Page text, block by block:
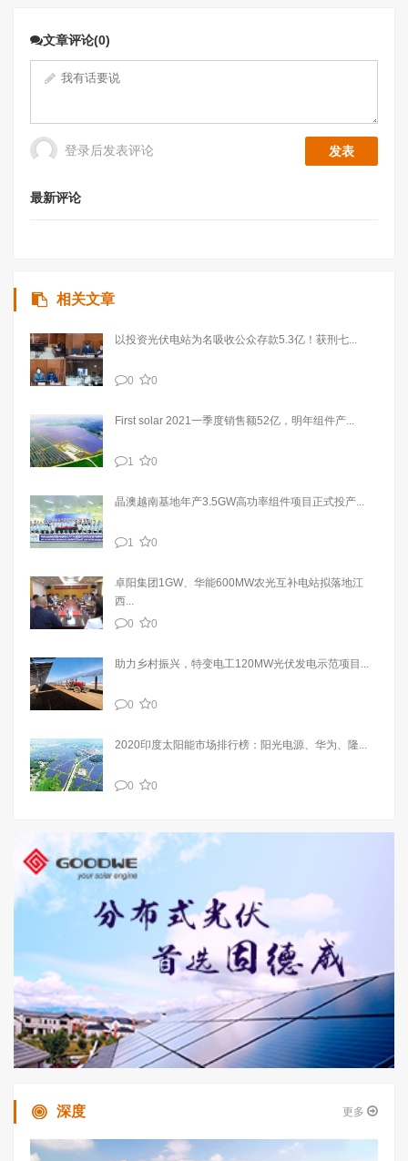
文章评论(0)
登录后发表评论
最新评论
相关文章
以投资光伏电站为名吸收公众存款5.3亿！获刑七...
0 0
First solar 2021一季度销售额52亿，明年组件产...
1 0
晶澳越南基地年产3.5GW高功率组件项目正式投产...
1 0
卓阳集团1GW、华能600MW农光互补电站拟落地江
西...
0
0
助力乡村振兴，特变电工120MW光伏发电示范项目...
0 0
2020印度太阳能市场排行榜：阳光电源、华为、隆...
0 0
深度 更多